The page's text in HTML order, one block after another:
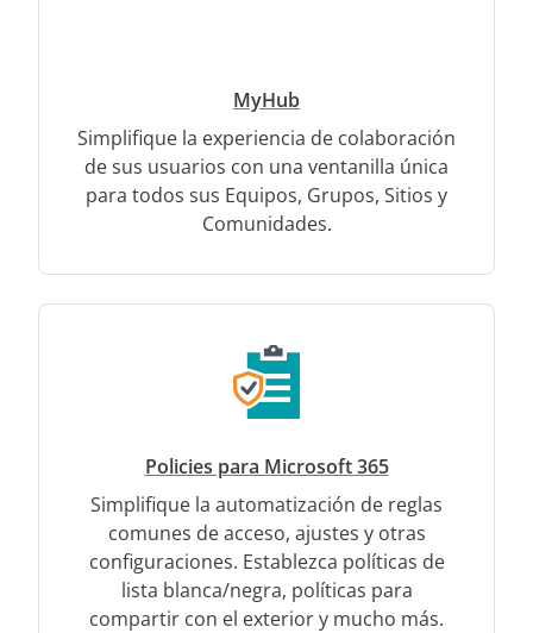
MyHub
Simplifique la experiencia de colaboración
de sus usuarios con una ventanilla única
para todos sus Equipos, Grupos, Sitios y
Comunidades.
Policies para Microsoft 365
Simplifique la automatización de reglas
comunes de acceso, ajustes y otras
configuraciones. Establezca políticas de
lista blanca/negra, políticas para
compartir con el exterior y mucho más.